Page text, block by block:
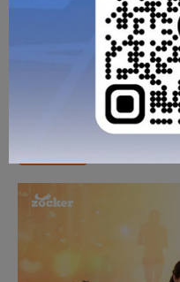
Dàn “Top Player”
Open Cup 2026